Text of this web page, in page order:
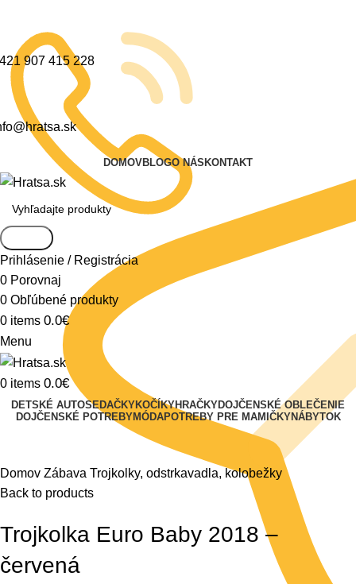
907 415 228
DOMOVBLOGO NÁS KONTAKT
Prihlásenie / Registrácia
0 Porovnaj
0 Obľúbené produkty
0 items 0.0€
Menu
0 items 0.0€
DETSKÉ AUTOSEDAČKYKOČÍKYHRAČKYDOJČENSKÉ OBLEČENIE
DOJČENSKÉ POTREBYMÓDAPOTREBY PRE MAMIČKYNÁBYTOK
Domov Zábava Trojkolky, odstrkavadla, kolobežky
Back to products
Trojkolka Euro Baby 2018 –
červená